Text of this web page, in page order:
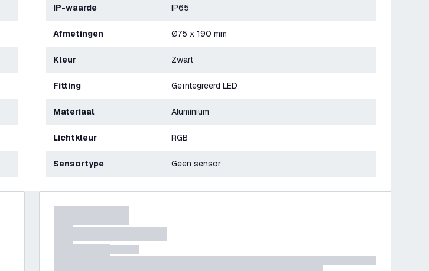
IP-waarde IP65
Afmetingen Ø75 x 190 mm
Kleur Zwart
Fitting Geïntegreerd LED
Materiaal Aluminium
Lichtkleur RGB
Sensortype Geen sensor